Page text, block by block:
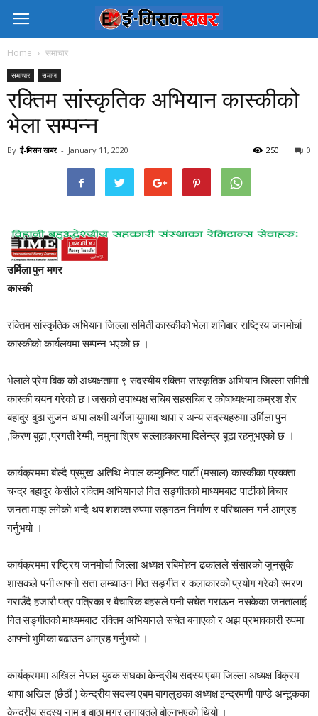
Home समाचार
समाचार समाज
रक्तिम सांस्कृतिक अभियान कास्कीको
भेला सम्पन्न
By ई-मिसन खबर - January 11, 2020 0
250
उर्मिला पुन मगर
कास्की
रक्तिम सांस्कृतिक अभियान जिल्ला समिती कास्कीको भेला शनिबार राष्ट्रिय जनमोर्चा
कास्कीको कार्यलयमा सम्पन्न भएको छ ।
भेलाले प्रेम बिक को अध्यक्षतामा ९ सदस्यीय रक्तिम सांस्कृतिक अभियान जिल्ला समिती
कास्की चयन गरेको छ।जसको उपाध्यक्ष सचिब सहसचिव र कोषाध्यक्षमा कम्रश शेर
बहादुर बुढा सुजन थापा लक्ष्मी अर्गेजा युमाया थापा र अन्य सदस्यहरुमा उर्मिला पुन
,किरण बुढा ,प्रगती रेग्मी, नमुना श्रिष सल्लाहकारमा दिलेन्द्र बुढा रहनुभएको छ ।
कार्यक्रममा बोल्दै प्रमुख अतिथि नेपाल कम्युनिष्ट पार्टी (मसाल) कास्कीका प्रवक्ता
चन्द्र बहादुर केसीले रक्तिम अभियानले गित सङ्गीतको माध्यमबाट पार्टीको बिचार
जनता माझ लगेको भन्दै थप शशक्त रुपमा सङ्गठन निर्माण र परिचालन गर्न आग्रह
गर्नुभयो ।
कार्यक्रममा राष्ट्रिय जनमोर्चा जिल्ला अध्यक्ष रबिमोहन ढकालले संसारको जुनसुकै
शासकले पनी आफ्नो सत्ता लम्ब्याउन गित सङ्गीत र कलाकारको प्रयोग गरेको स्मरण
गराउँदै हजारौ पत्र पत्रिका र बैचारिक बहसले पनी सचेत गराऊन नसकेका जनतालाई
गित सङ्गीतको माध्यमबाट रक्तिम अभियानले सचेत बनाएको र अझ प्रभावकारी रुपमा
आफ्नो भुमिका बढाउन आग्रह गर्नुभयो ।
कार्यक्रममा अखिल नेपाल युवक संघका केन्द्रीय सदस्य एबम जिल्ला अध्यक्ष बिक्रम
थापा अखिल (छैठौं ) केन्द्रीय सदस्य एबम बागलुङका अध्यक्ष इन्द्रमणी पाण्डे अन्टुकका
केन्द्रीय सदस्य नाम ब बाठा मगर लगायतले बोल्नुभएको थियो ।